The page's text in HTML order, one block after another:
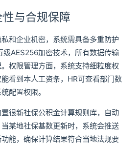
与合规保障
和企业机密，系统需具备多重防护
级AES256加密技术，所有数据传输
权限管理方面，系统支持细粒度权
看到本人工资条，HR可查看部门数
配置权限。
很新社保公积金计算规则库，自动
某地社保基数更新时，系统会推送
能，确保计算结果符合当地法规要